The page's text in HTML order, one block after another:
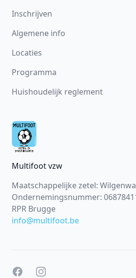
Inschrijven
Algemene info
Locaties
Programma
Huishoudelijk reglement
Multifoot vzw
Maatschappelijke zetel:
Ondernemingsnummer:
RPR Brugge
info@multifoot.be
FacebookFacebook